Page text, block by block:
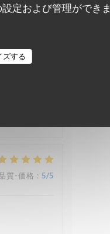
定および管理ができま
ズする
質-価格 : 5/5